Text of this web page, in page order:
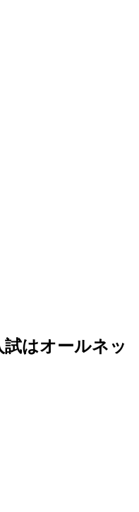
はオールネッ